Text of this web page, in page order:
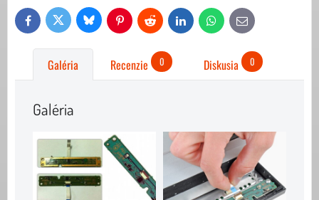
FacebookTwitter Bluesky PinterestReddit LinkedIn WhatsAppE-
mail
Galéria Recenzie 0 Diskusia 0
Galéria